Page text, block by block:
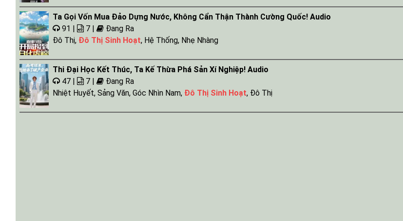
Ta Gọi Vốn Mua Đảo Dựng Nước, Không Cẩn Thận Thành Cường Quốc! Audio
91 |
7 |
Đang Ra
Đô Thị, Đô Thị Sinh Hoạt, Hệ Thống, Nhẹ Nhàng
Thi Đại Học Kết Thúc, Ta Kế Thừa Phá Sản Xí Nghiệp! Audio
47 |
7 |
Đang Ra
Nhiệt Huyết, Sảng Văn, Góc Nhìn Nam, Đô Thị Sinh Hoạt, Đô Thị